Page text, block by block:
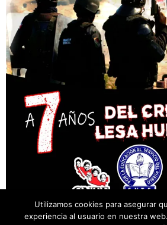
Utilizamos cookies para asegurar
experiencia al usuario en nuestra